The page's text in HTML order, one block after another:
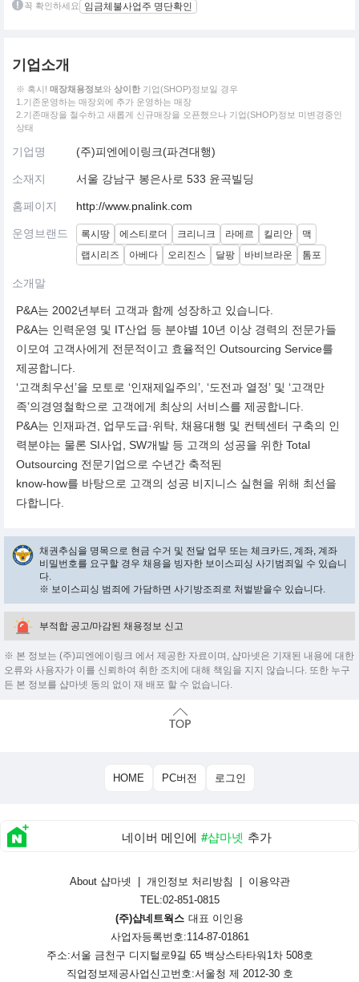
꼭 확인하세요 임금체불사업주 명단확인
기업소개
※ 혹시! 매장채용정보와 상이한 기업(SHOP)정보일 경우
1.기존운영하는 매장외에 추가 운영하는 매장
2.기존매장을 철수하고 새롭게 신규매장을 오픈했으나 기업(SHOP)정보 미변경중인
상태
기업명 (주)피엔에이링크(파견대행)
소재지 서울 강남구 봉은사로 533 윤곡빌딩
홈페이지 http://www.pnalink.com
운영브랜드 록시땅 에스티로더 크리니크 라메르 킬리안
맥
랩시리즈
아베다 오리진스 달팡 바비브라운 톰포
소개말
P&A는 2002년부터 고객과 함께 성장하고 있습니다.
P&A는 인력운영 및 IT산업 등 분야별 10년 이상 경력의 전문가들
이모여 고객사에게 전문적이고 효율적인 Outsourcing Service를
제공합니다.
‘고객최우선’을 모토로 ‘인재제일주의’, ‘도전과 열정’ 및 ‘고객만
족’의경영철학으로 고객에게 최상의 서비스를 제공합니다.
P&A는 인재파견, 업무도급·위탁, 채용대행 및 컨텍센터 구축의 인
력분야는 물론 SI사업, SW개발 등 고객의 성공을 위한 Total
Outsourcing 전문기업으로 수년간 축적된
know-how를 바탕으로 고객의 성공 비지니스 실현을 위해 최선을
다합니다.
채권추심을 명목으로 현금 수거 및 전달 업무 또는 체크카드, 계좌, 계좌
비밀번호를 요구할 경우 채용을 빙자한 보이스피싱 사기범죄일 수 있습니
다.
※ 보이스피싱 범죄에 가담하면 사기방조죄로 처벌받을수 있습니다.
부적합 공고/마감된 채용정보 신고
※ 본 정보는 (주)피엔에이링크 에서 제공한 자료이며, 샵마넷은 기재된 내용에 대한
오류와 사용자가 이를 신뢰하여 취한 조치에 대해 책임을 지지 않습니다. 또한 누구
든 본 정보를 샵마넷 동의 없이 재 배포 할 수 없습니다.
HOME PC버전 로그인
네이버 메인에 #샵마넷 추가
About 샵마넷 개인정보 처리방침
이용약관
TEL:02-851-0815
(주)샵네트웍스 대표 이인용
사업자등록번호:114-87-01861
주소:서울 금천구 디지털로9길 65 백상스타타워1차 508호
직업정보제공사업신고번호:서울청 제 2012-30 호